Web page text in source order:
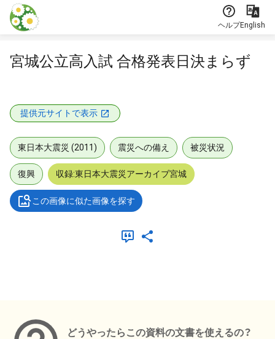
本文に飛ぶ
ヘルプEnglish
宮城公立高入試 合格発表日決まらず
提供元サイトで表示
東日本大震災 (2011) 震災への備え 被災状況
復興 収録:東日本大震災アーカイブ宮城
この画像に似た画像を探す
どうやったらこの資料の文書を使えるの？